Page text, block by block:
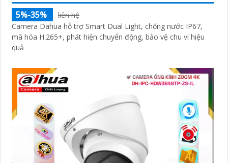
5%-35%
liên hệ
Camera Dahua hỗ trợ Smart Dual Light, chống nước IP67,
mã hóa H.265+, phát hiện chuyển động, bảo vệ chu vi hiệu
quả